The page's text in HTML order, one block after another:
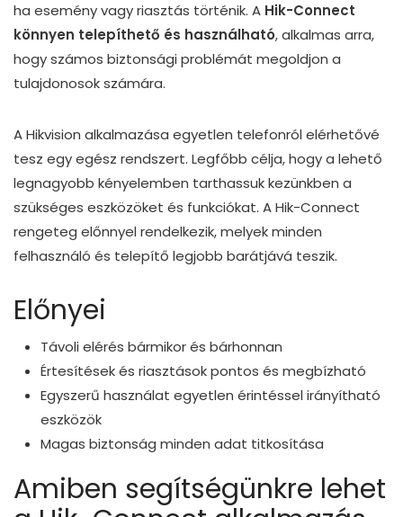
ha esemény vagy riasztás történik. A Hik-Connect
könnyen telepíthető és használható, alkalmas arra,
hogy számos biztonsági problémát megoldjon a
tulajdonosok számára.
A Hikvision alkalmazása egyetlen telefonról elérhetővé
tesz egy egész rendszert. Legfőbb célja, hogy a lehető
legnagyobb kényelemben tarthassuk kezünkben a
szükséges eszközöket és funkciókat. A Hik-Connect
rengeteg előnnyel rendelkezik, melyek minden
felhasználó és telepítő legjobb barátjává teszik.
Előnyei
Távoli elérés bármikor és bárhonnan
Értesítések és riasztások pontos és megbízható
Egyszerű használat egyetlen érintéssel irányítható
eszközök
Magas biztonság minden adat titkosítása
Amiben segítségünkre lehet